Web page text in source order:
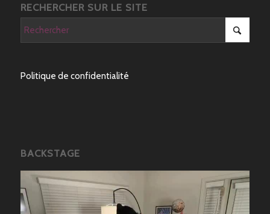
RECHERCHER SUR LE SITE
Politique de confidentialité
BACKSTAGE